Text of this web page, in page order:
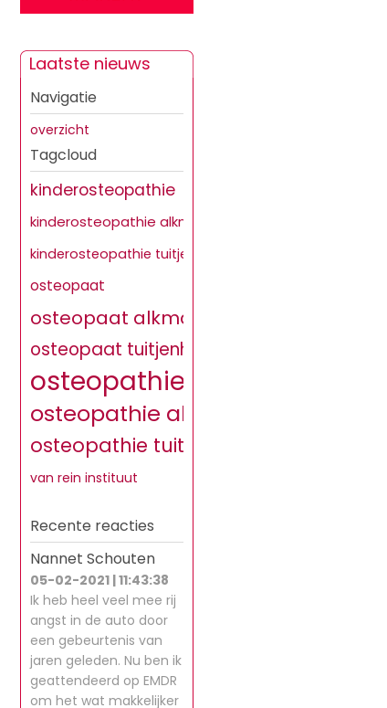
Laatste nieuws
Navigatie
overzicht
Tagcloud
kinderosteopathie
kinderosteopathie alkmaar
kinderosteopathie tuitjenhorn
osteopaat
osteopaat alkmaar
osteopaat tuitjenhorn
osteopathie
osteopathie alkmaar
osteopathie tuitjenhorn
van rein instituut
Recente reacties
Nannet Schouten
05-02-2021 | 11:43:38
Ik heb heel veel mee rij
angst in de auto door
een gebeurtenis van
jaren geleden. Nu ben ik
geattendeerd op EMDR
om het wat makkelijker